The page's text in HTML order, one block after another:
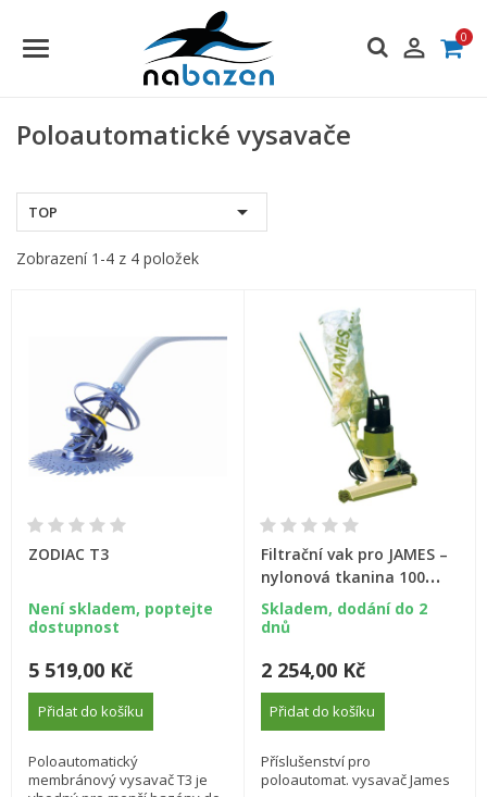
 0
Poloautomatické vysavače
TOP 
Zobrazení 1-4 z 4 položek
ZODIAC T3
Není skladem, poptejte
dostupnost
5 519,00 Kč
Přidat do košíku
Poloautomatický
membránový vysavač T3 je
Filtrační vak pro JAMES –
nylonová tkanina 100
mic, zip
Skladem, dodání do 2
dnů
2 254,00 Kč
Přidat do košíku
Příslušenství pro
poloautomat. vysavač James